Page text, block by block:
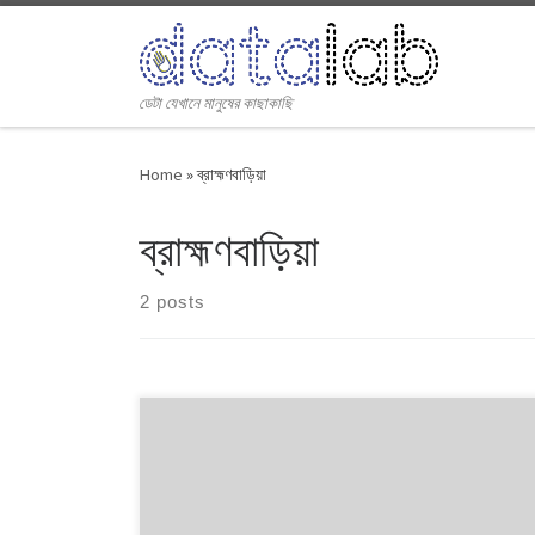
ডেটা যেখানে মানুষের কাছাকাছি
Home »ব্রাহ্মণবাড়িয়া
ব্রাহ্মণবাড়িয়া
2 posts